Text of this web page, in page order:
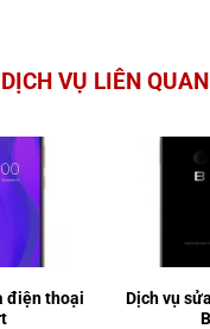
DỊCH VỤ LIÊN QUAN
điện thoại
Dịch vụ